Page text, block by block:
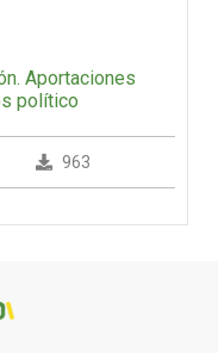
Aportaciones
político
963